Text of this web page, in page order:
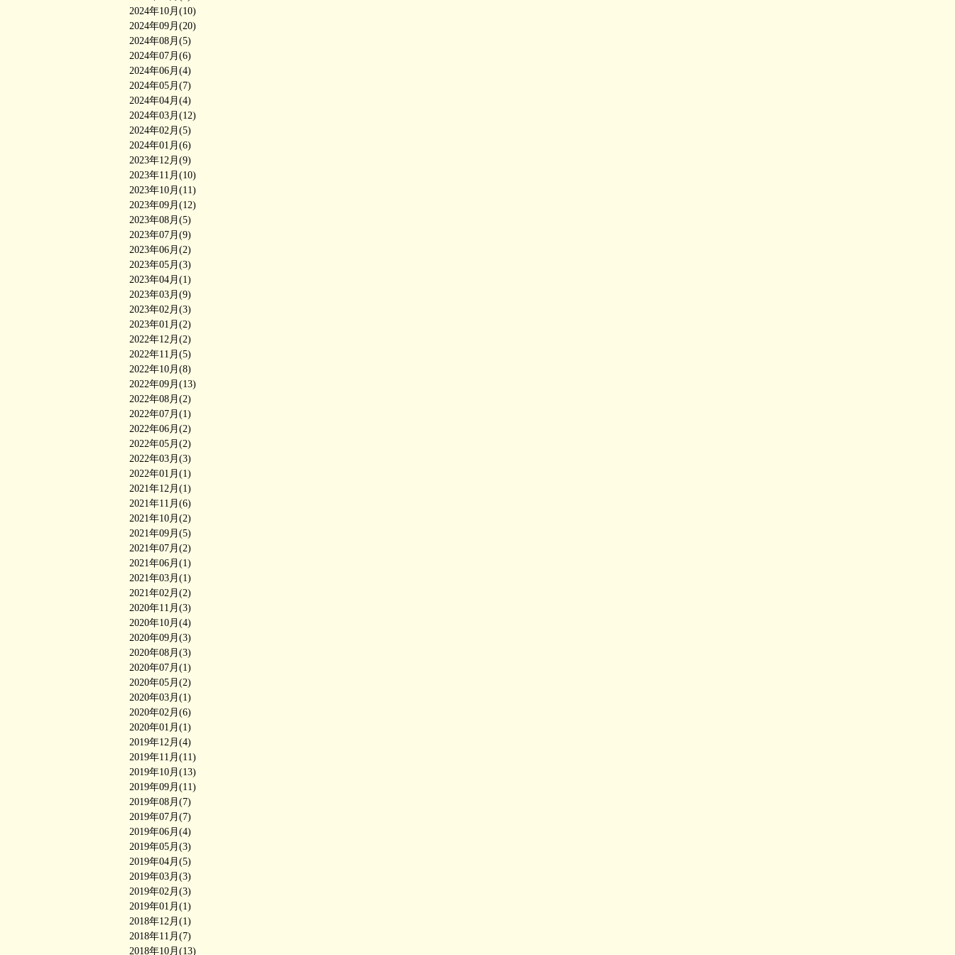
2024年10月(10)
2024年09月(20)
2024年08月(5)
2024年07月(6)
2024年06月(4)
2024年05月(7)
2024年04月(4)
2024年03月(12)
2024年02月(5)
2024年01月(6)
2023年12月(9)
2023年11月(10)
2023年10月(11)
2023年09月(12)
2023年08月(5)
2023年07月(9)
2023年06月(2)
2023年05月(3)
2023年04月(1)
2023年03月(9)
2023年02月(3)
2023年01月(2)
2022年12月(2)
2022年11月(5)
2022年10月(8)
2022年09月(13)
2022年08月(2)
2022年07月(1)
2022年06月(2)
2022年05月(2)
2022年03月(3)
2022年01月(1)
2021年12月(1)
2021年11月(6)
2021年10月(2)
2021年09月(5)
2021年07月(2)
2021年06月(1)
2021年03月(1)
2021年02月(2)
2020年11月(3)
2020年10月(4)
2020年09月(3)
2020年08月(3)
2020年07月(1)
2020年05月(2)
2020年03月(1)
2020年02月(6)
2020年01月(1)
2019年12月(4)
2019年11月(11)
2019年10月(13)
2019年09月(11)
2019年08月(7)
2019年07月(7)
2019年06月(4)
2019年05月(3)
2019年04月(5)
2019年03月(3)
2019年02月(3)
2019年01月(1)
2018年12月(1)
2018年11月(7)
2018年10月(13)